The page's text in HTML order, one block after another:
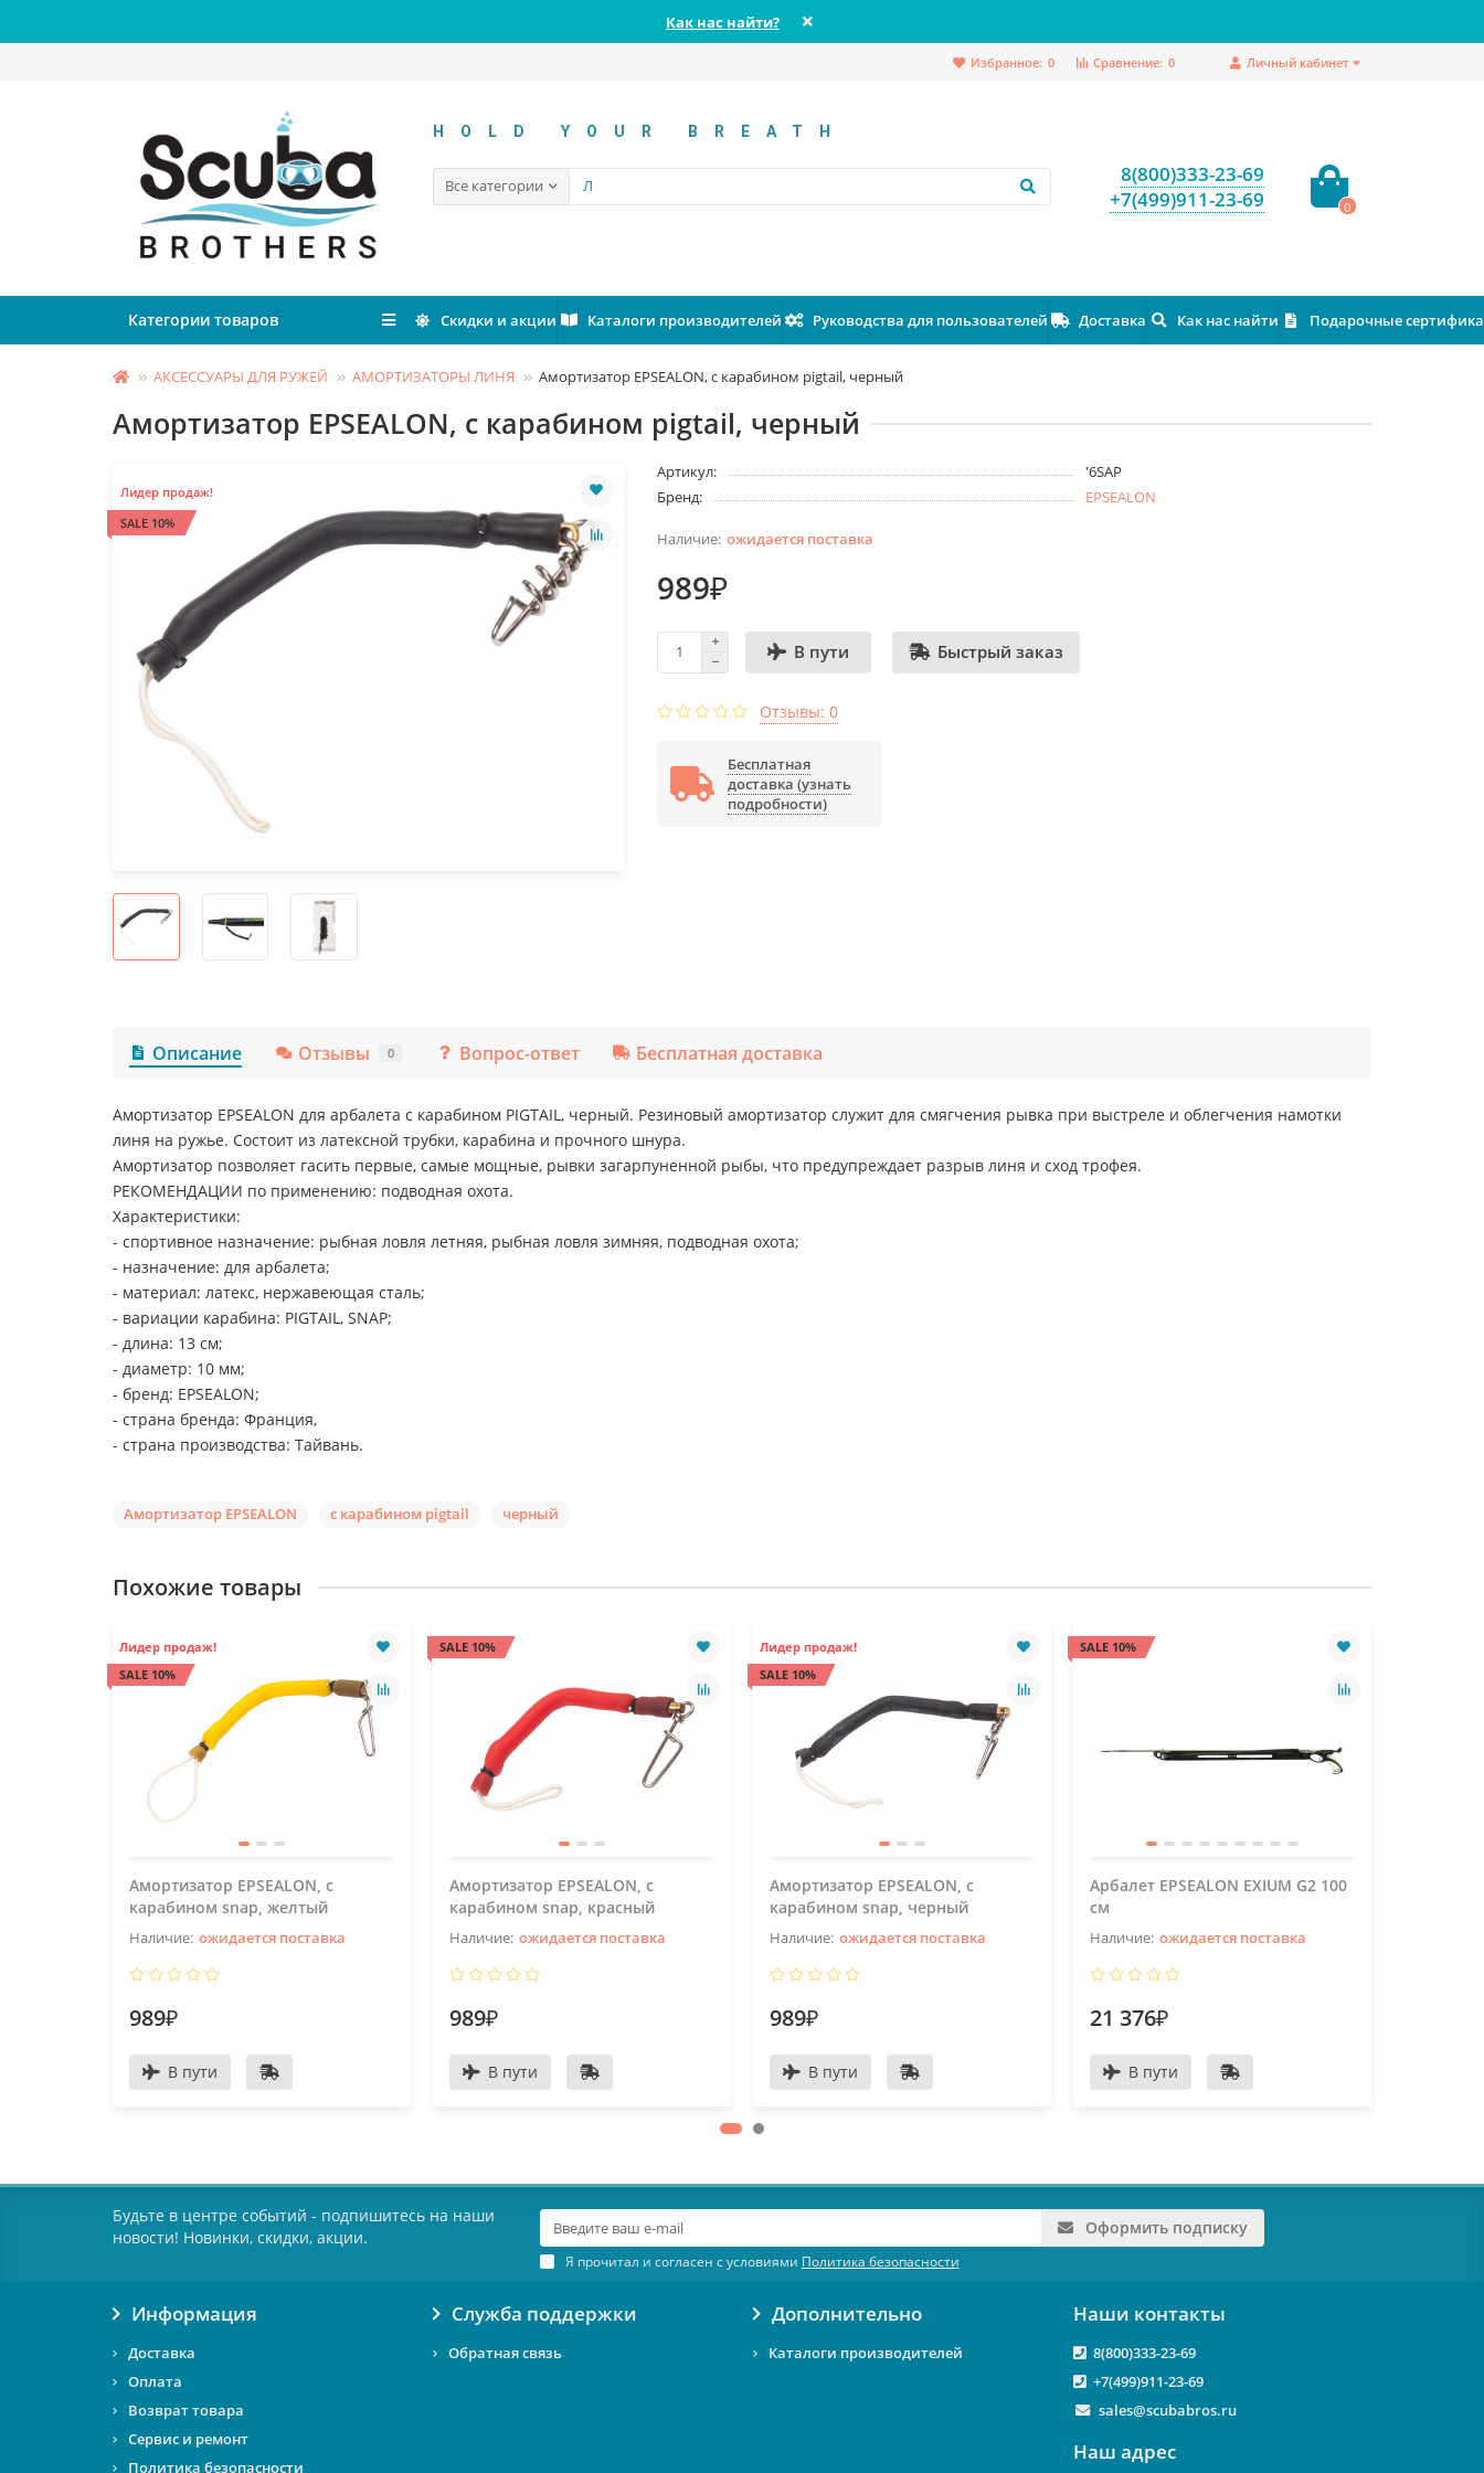
Как нас найти?
Личный кабинет
Сравнение: 0
Избранное: 0
HOLD YOUR BREATH
Все категории
8(800)333-23-69
+7(499)911-23-69
0
Категории товаров Скидки и акции Каталоги производителей Руководства для пользователей Доставка Как нас найти Подарочные
АКСЕССУАРЫ ДЛЯ РУЖЕЙ АМОРТИЗАТОРЫ ЛИНЯ Амортизатор EPSEALON, с карабином pigtail, черный
Амортизатор EPSEALON, с карабином pigtail, черный
Лидер продаж!
SALE 10%
Артикул:
'6SAP
Бренд:
EPSEALON
ожидается поставка
989₽
В пути Быстрый заказ
Отзывы: 0
Бесплатная
доставка (узнать
подробности)
Описание Отзывы 0 Вопрос-ответ Бесплатная доставка
Амортизатор EPSEALON для арбалета с карабином PIGTAIL, черный. Резиновый амортизатор служит для смягчения рывка при выстреле и облегчения намотки
линя на ружье. Состоит из латексной трубки, карабина и прочного шнура.
Амортизатор позволяет гасить первые, самые мощные, рывки загарпуненной рыбы, что предупреждает разрыв линя и сход трофея.
РЕКОМЕНДАЦИИ по применению: подводная охота.
Характеристики:
- спортивное назначение: рыбная ловля летняя, рыбная ловля зимняя, подводная охота;
- назначение: для арбалета;
- материал: латекс, нержавеющая сталь;
- вариации карабина: PIGTAIL, SNAP;
- длина: 13 см;
- диаметр: 10 мм;
- бренд: EPSEALON;
- страна бренда: Франция,
- страна производства: Тайвань.
Амортизатор EPSEALON с карабином pigtail черный
Похожие товары
Лидер продаж!
SALE 10%
Амортизатор EPSEALON, с
карабином snap, желтый
ожидается поставка
989₽
В пути
SALE 10%
Амортизатор EPSEALON, с
карабином snap, красный
ожидается поставка
989₽
В пути
Лидер продаж!
SALE 10%
Амортизатор EPSEALON, с
карабином snap, черный
ожидается поставка
989₽
В пути
SALE 10%
Арбалет EPSEALON EXIUM G2 100
см
ожидается поставка
21 376₽
В пути
Будьте в центре событий - подпишитесь на наши
новости! Новинки, скидки, акции.
Оформить подписку
Я прочитал и согласен с условиями Политика безопасности
Информация
Доставка
Оплата
Возврат товара
Сервис и ремонт
Политика безопасности
Служба поддержки
Обратная связь
Дополнительно
Каталоги производителей
Наши контакты
8(800)333-23-69
+7(499)911-23-69
sales@scubabros.ru
Наш адрес